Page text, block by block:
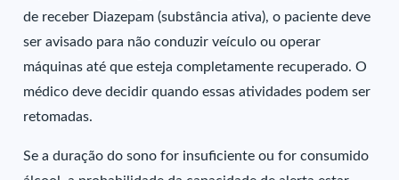
de receber Diazepam (substância ativa), o paciente deve
ser avisado para não conduzir veículo ou operar
máquinas até que esteja completamente recuperado. O
médico deve decidir quando essas atividades podem ser
retomadas.
Se a duração do sono for insuficiente ou for consumido